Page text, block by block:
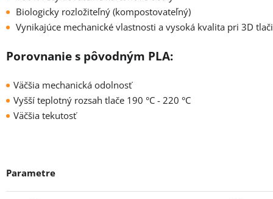
Biologicky rozložiteľný (kompostovateľný)
Vynikajúce mechanické vlastnosti a vysoká kvalita pri 3D tlači
Porovnanie s pôvodným PLA:
Väčšia mechanická odolnosť
Vyšší teplotný rozsah tlače 190 °C - 220 °C
Väčšia tekutosť